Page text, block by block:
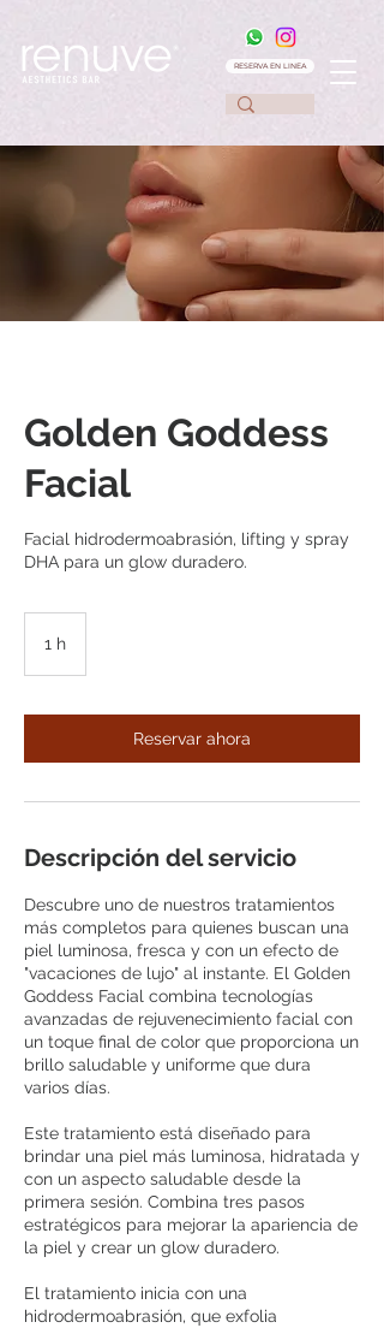
RESERVA EN LINEA
Golden Goddess
Facial
Facial hidrodermoabrasión, lifting y spray
DHA para un glow duradero.
1 h
Reservar ahora
Descripción del servicio
Descubre uno de nuestros tratamientos
más completos para quienes buscan una
piel luminosa, fresca y con un efecto de
"vacaciones de lujo" al instante. El Golden
Goddess Facial combina tecnologías
avanzadas de rejuvenecimiento facial con
un toque final de color que proporciona un
brillo saludable y uniforme que dura
varios días.
Este tratamiento está diseñado para
brindar una piel más luminosa, hidratada y
con un aspecto saludable desde la
primera sesión. Combina tres pasos
estratégicos para mejorar la apariencia de
la piel y crear un glow duradero.
El tratamiento inicia con una
hidrodermoabrasión, que exfolia